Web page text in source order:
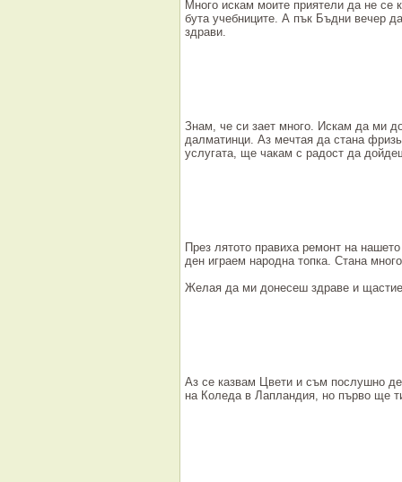
Много искам моите приятели да не
бута учебниците. А пък Бъдни вечер
здрави.
Знам, че си зает много. Искам да ми
далматинци. Аз мечтая да стана
услугата, ще чакам с радост да
През лятото правиха ремонт на
ден играем народна топка. Стана
Желая да ми донесеш здраве и
Аз се казвам Цвети и съм послушно
на Коледа в Лапландия, но първо ще